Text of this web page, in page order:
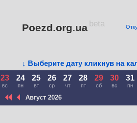
Poezd.org.ua beta
↓ Выберите дату кликнув на
23
вс
24
пн
25
вт
26
ср
27
чт
28
пт
29
сб
30
вс
31
пн
Август 2026